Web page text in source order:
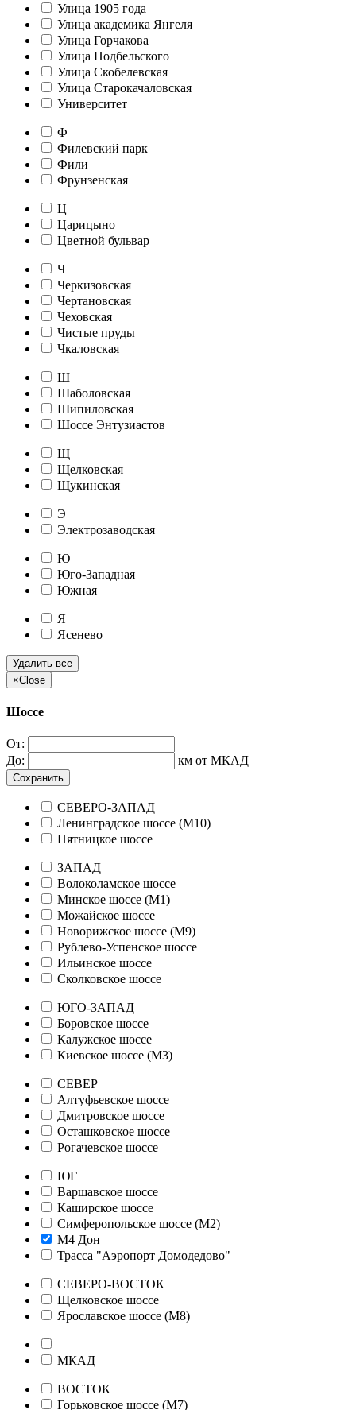
Улица 1905 года
Улица академика Янгеля
Улица Горчакова
Улица Подбельского
Улица Скобелевская
Улица Старокачаловская
Университет
Ф
Филевский парк
Фили
Фрунзенская
Ц
Царицыно
Цветной бульвар
Ч
Черкизовская
Чертановская
Чеховская
Чистые пруды
Чкаловская
Ш
Шаболовская
Шипиловская
Шоссе Энтузиастов
Щ
Щелковская
Щукинская
Э
Электрозаводская
Ю
Юго-Западная
Южная
Я
Ясенево
Удалить все
×Close
Шоссе
От:
До:
км от МКАД
Сохранить
СЕВЕРО-ЗАПАД
Ленинградское шоссе (М10)
Пятницкое шоссе
ЗАПАД
Волоколамское шоссе
Минское шоссе (М1)
Можайское шоссе
Новорижское шоссе (М9)
Рублево-Успенское шоссе
Ильинское шоссе
Сколковское шоссе
ЮГО-ЗАПАД
Боровское шоссе
Калужское шоссе
Киевское шоссе (М3)
СЕВЕР
Алтуфьевское шоссе
Дмитровское шоссе
Осташковское шоссе
Рогачевское шоссе
ЮГ
Варшавское шоссе
Каширское шоссе
Симферопольское шоссе (М2)
М4 Дон
Трасса "Аэропорт Домодедово"
СЕВЕРО-ВОСТОК
Щелковское шоссе
Ярославское шоссе (М8)
МКАД
ВОСТОК
Горьковское шоссе (М7)